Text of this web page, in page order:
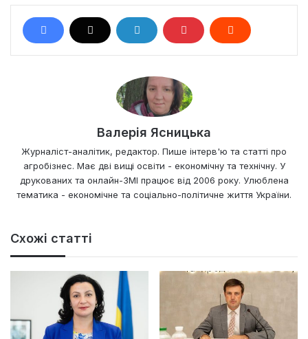
Валерія Ясницька
Журналіст-аналітик, редактор. Пише інтерв'ю та статті про
агробізнес. Має дві вищі освіти - економічну та технічну. У
друкованих та онлайн-ЗМІ працює від 2006 року. Улюблена
тематика - економічне та соціально-політичне життя України.
Схожі статті